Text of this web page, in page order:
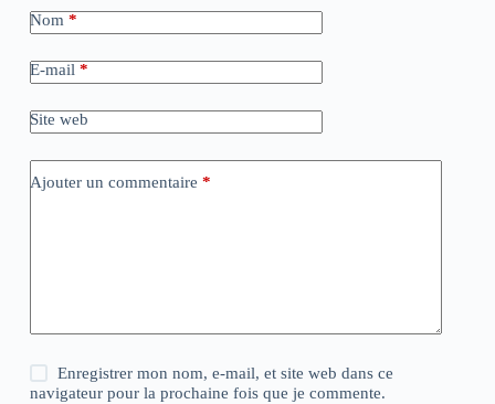
Nom *
E-mail *
Site web
Ajouter un commentaire *
Enregistrer mon nom, e-mail, et site web dans ce
navigateur pour la prochaine fois que je commente.